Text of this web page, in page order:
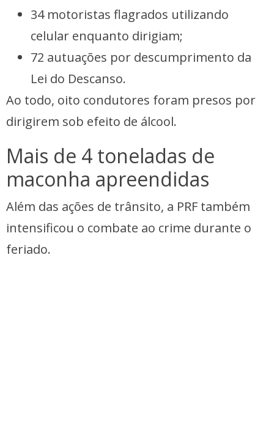
34 motoristas flagrados utilizando
celular enquanto dirigiam;
72 autuações por descumprimento da
Lei do Descanso.
Ao todo, oito condutores foram presos por
dirigirem sob efeito de álcool.
Mais de 4 toneladas de
maconha apreendidas
Além das ações de trânsito, a PRF também
intensificou o combate ao crime durante o
feriado.